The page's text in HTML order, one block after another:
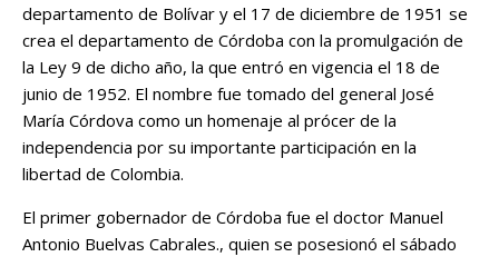
departamento de Bolívar y el 17 de diciembre de 1951 se
crea el departamento de Córdoba con la promulgación de
la Ley 9 de dicho año, la que entró en vigencia el 18 de
junio de 1952. El nombre fue tomado del general José
María Córdova como un homenaje al prócer de la
independencia por su importante participación en la
libertad de Colombia.
El primer gobernador de Córdoba fue el doctor Manuel
Antonio Buelvas Cabrales., quien se posesionó el sábado